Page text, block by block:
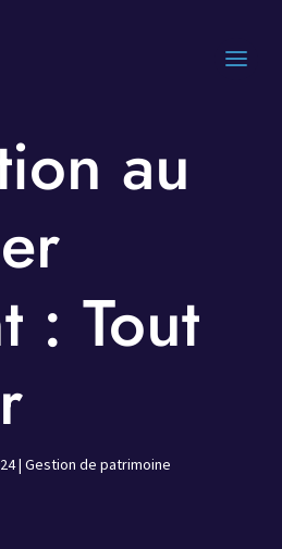
au
: Tout
| Gestion de patrimoine